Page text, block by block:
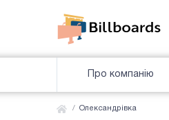
Про компанію
Олександрівка